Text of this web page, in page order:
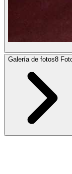
Galería de fotos8